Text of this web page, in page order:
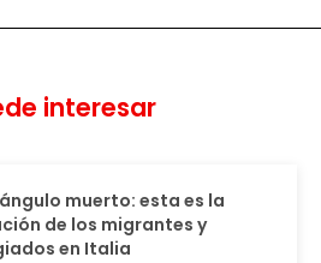
interesar
ángulo muerto: esta es la
de los migrantes y
en Italia